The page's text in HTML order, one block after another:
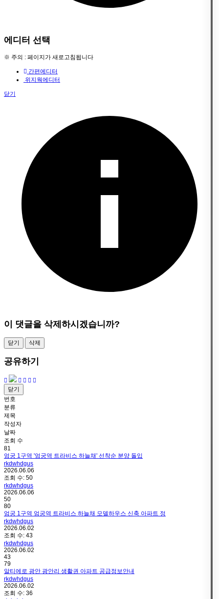
에디터 선택
※ 주의 : 페이지가 새로고침됩니다
간편에디터
위지웍에디터
닫기
이 댓글을 삭제하시겠습니까?
닫기 삭제
공유하기
닫기
번호
분류
제목
작성자
날짜
조회 수
81
엄궁 1구역 '엄궁역 트라비스 하늘채' 선착순 분양 돌입
rkdwhdgus
2026.06.06
조회 수: 50
rkdwhdgus
2026.06.06
50
80
엄궁 1구역 엄궁역 트라비스 하늘채 모델하우스 신축 아파트 정
rkdwhdgus
2026.06.02
조회 수: 43
rkdwhdgus
2026.06.02
43
79
알티에로 광안 광안리 생활권 아파트 공급정보안내
rkdwhdgus
2026.06.02
조회 수: 36